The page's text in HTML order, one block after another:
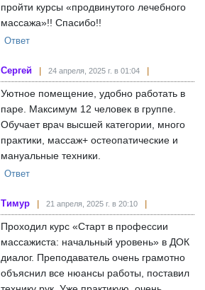
пройти курсы «продвинутого лечебного
массажа»!! Спасибо!!
Ответ
Сергей 24 апреля, 2025 г. в 01:04
Уютное помещение, удобно работать в
паре. Максимум 12 человек в группе.
Обучает врач высшей категории, много
практики, массаж+ остеопатические и
мануальные техники.
Ответ
Тимур 21 апреля, 2025 г. в 20:10
Проходил курс «Старт в профессии
массажиста: начальный уровень» в ДОК
диалог. Преподаватель очень грамотно
объяснил все нюансы работы, поставил